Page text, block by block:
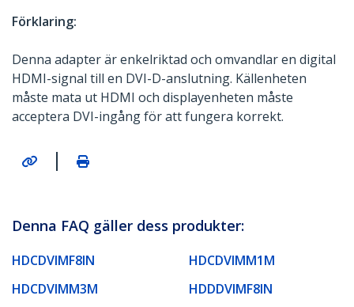
Förklaring:
Denna adapter är enkelriktad och omvandlar en digital
HDMI-signal till en DVI-D-anslutning. Källenheten
måste mata ut HDMI och displayenheten måste
acceptera DVI-ingång för att fungera korrekt.
|
Denna FAQ gäller dess produkter:
HDCDVIMF8IN
HDCDVIMM1M
HDCDVIMM3M
HDDDVIMF8IN